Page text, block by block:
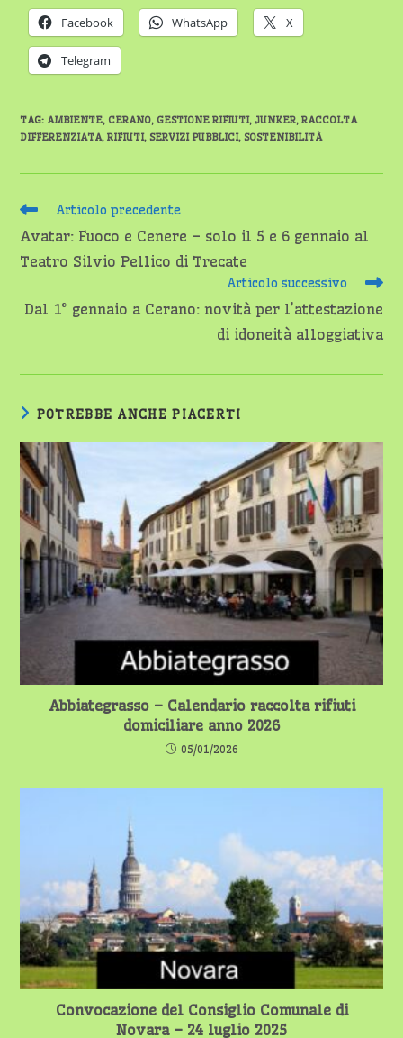
Facebook WhatsApp X
Telegram
TAG: AMBIENTE, CERANO, GESTIONE RIFIUTI, JUNKER, RACCOLTA
DIFFERENZIATA, RIFIUTI, SERVIZI PUBBLICI, SOSTENIBILITÀ
Leggi
articoli
Articolo precedente
Avatar: Fuoco e Cenere – solo il 5 e 6 gennaio al
Teatro Silvio Pellico di Trecate
Articolo successivo
Dal 1° gennaio a Cerano: novità per l’attestazione
di idoneità alloggiativa
POTREBBE ANCHE PIACERTI
Abbiategrasso – Calendario raccolta rifiuti
domiciliare anno 2026
05/01/2026
Convocazione del Consiglio Comunale di
Novara – 24 luglio 2025